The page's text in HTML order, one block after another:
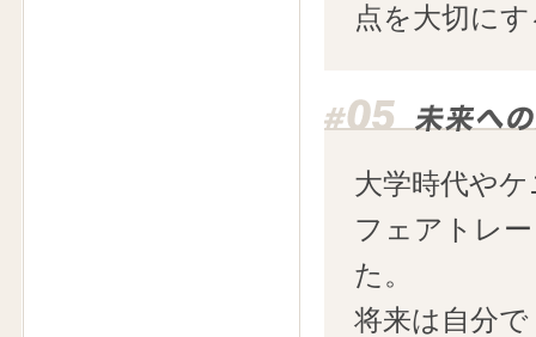
点を大切に
大学時代や
フェアトレ
た。
将来は自分